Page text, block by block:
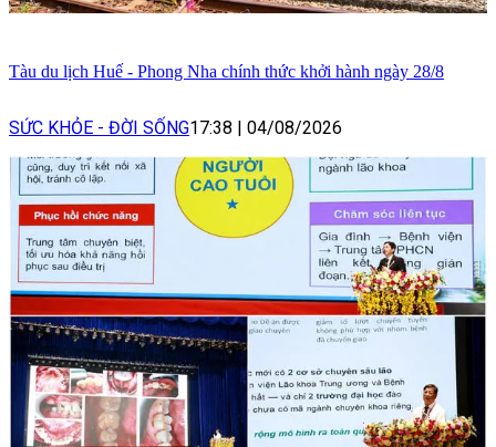
Tàu du lịch Huế - Phong Nha chính thức khởi hành ngày 28/8
SỨC KHỎE - ĐỜI SỐNG17:38 04/08/2026